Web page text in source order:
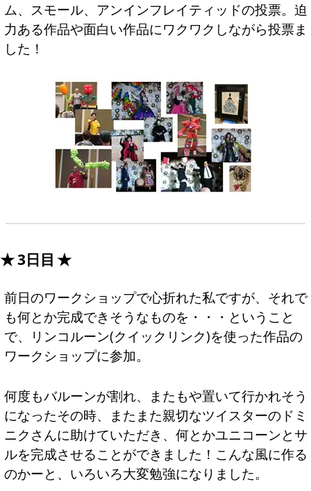
ム、スモール、アンインフレイティッドの投票。迫
力ある作品や面白い作品にワクワクしながら投票ま
した！
3日目
前日のワークショップで心折れた私ですが、それで
も何とか完成できそうなものを・・・ということ
で、リンコルーン(クイックリンク)を使った作品の
ワークショップに参加。
何度もバルーンが割れ、またもや置いて行かれそう
になったその時、またまた親切なツイスターのドミ
ニクさんに助けていただき、何とかユニコーンとサ
ルを完成させることができました！こんな風に作る
のかーと、いろいろ大変勉強になりました。